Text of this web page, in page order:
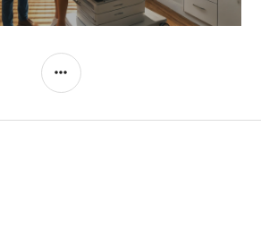
BARĂ